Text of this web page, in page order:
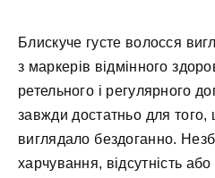
Блискуче густе волосся
з маркерів відмінного
ретельного і регулярного
завжди достатньо для
виглядало бездоганно.
харчування, відсутність